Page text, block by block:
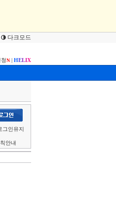
다크모드
청N | HELIX
그인유지
안내